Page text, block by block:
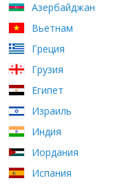
Азербайджан
Вьетнам
Греция
Грузия
Египет
Израиль
Индия
Иордания
Испания